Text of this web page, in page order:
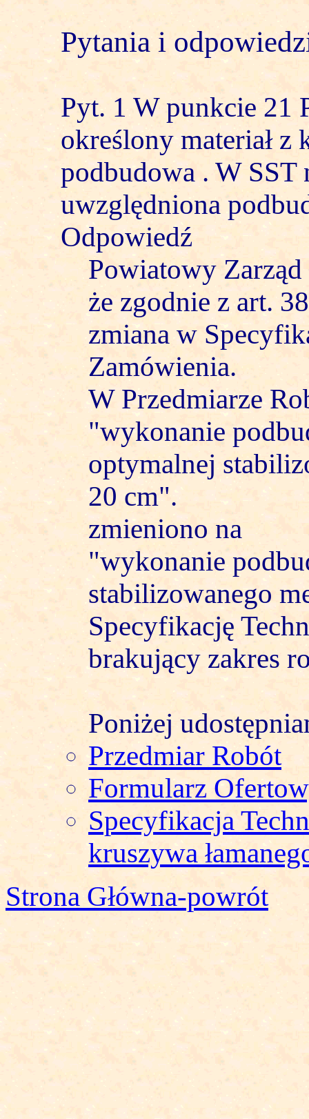
Pytania i
Pyt. 1 W punkcie 21
określony materiał z
podbudowa . W SST
uwzględniona
Odpowiedź
Powiatowy
że zgodnie z art.
zmiana w
Zamówienia.
W Przedmiarze
"wykonanie
optymalnej
20 cm".
zmieniono na
"wykonanie
stabilizowanego
Specyfikację
brakujący zakres
Poniżej
Przedmiar Robót
Formularz
Specyfikacja
kruszywa
Strona Główna-powrót